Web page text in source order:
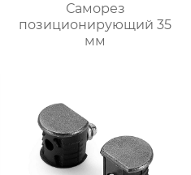
Саморез
позиционирующий 35
мм